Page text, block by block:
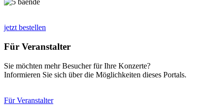
jetzt bestellen
Für Veranstalter
Sie möchten mehr Besucher für Ihre Konzerte?
Informieren Sie sich über die Möglichkeiten dieses Portals.
Für Veranstalter